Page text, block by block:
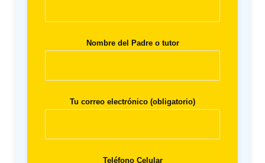
Nombre del Padre o tutor
Tu correo electrónico (obligatorio)
Teléfono Celular